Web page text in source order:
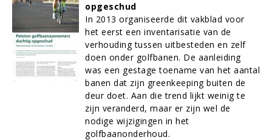
opgeschud
In 2013 organiseerde dit vakblad voor
het eerst een inventarisatie van de
verhouding tussen uitbesteden en zelf
doen onder golfbanen. De aanleiding
was een gestage toename van het aantal
banen dat zijn greenkeeping buiten de
deur doet. Aan die trend lijkt weinig te
zijn veranderd, maar er zijn wel de
nodige wijzigingen in het
golfbaanonderhoud.